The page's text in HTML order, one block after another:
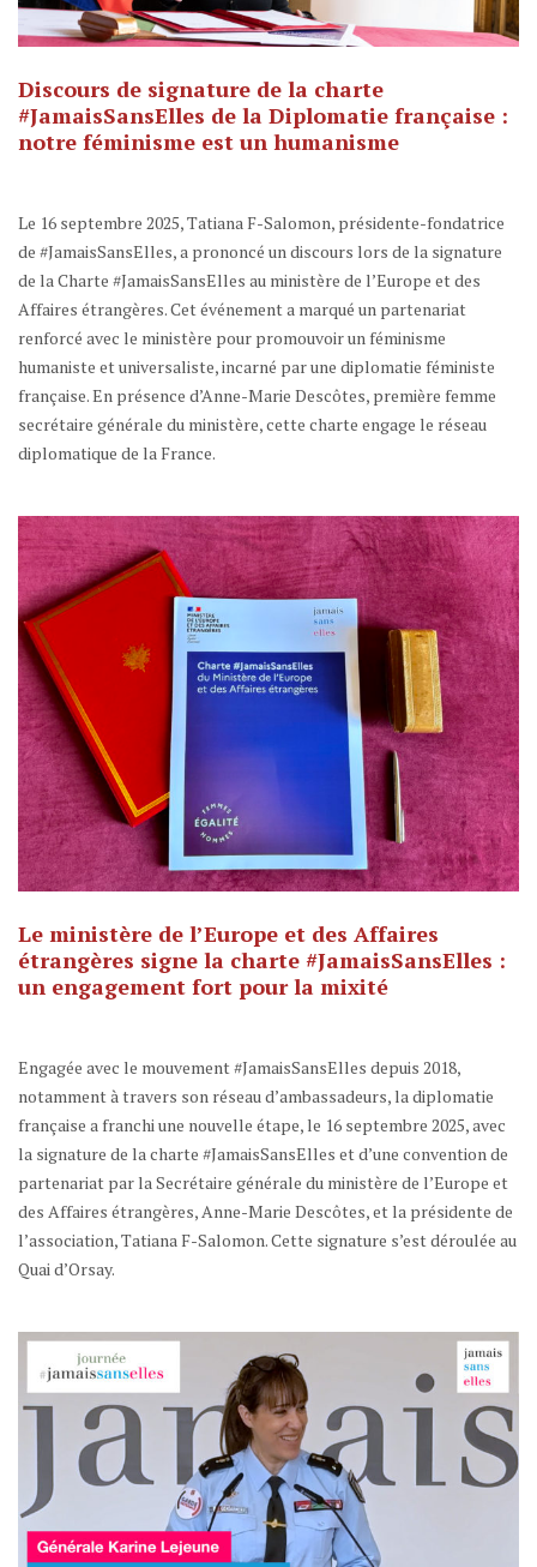
Discours de signature de la charte
#JamaisSansElles de la Diplomatie française :
notre féminisme est un humanisme
Le 16 septembre 2025, Tatiana F-Salomon, présidente-fondatrice
de #JamaisSansElles, a prononcé un discours lors de la signature
de la Charte #JamaisSansElles au ministère de l’Europe et des
Affaires étrangères. Cet événement a marqué un partenariat
renforcé avec le ministère pour promouvoir un féminisme
humaniste et universaliste, incarné par une diplomatie féministe
française. En présence d’Anne-Marie Descôtes, première femme
secrétaire générale du ministère, cette charte engage le réseau
diplomatique de la France.
Le ministère de l’Europe et des Affaires
étrangères signe la charte #JamaisSansElles :
un engagement fort pour la mixité
Engagée avec le mouvement #JamaisSansElles depuis 2018,
notamment à travers son réseau d’ambassadeurs, la diplomatie
française a franchi une nouvelle étape, le 16 septembre 2025, avec
la signature de la charte #JamaisSansElles et d’une convention de
partenariat par la Secrétaire générale du ministère de l’Europe et
des Affaires étrangères, Anne-Marie Descôtes, et la présidente de
l’association, Tatiana F-Salomon. Cette signature s’est déroulée au
Quai d’Orsay.